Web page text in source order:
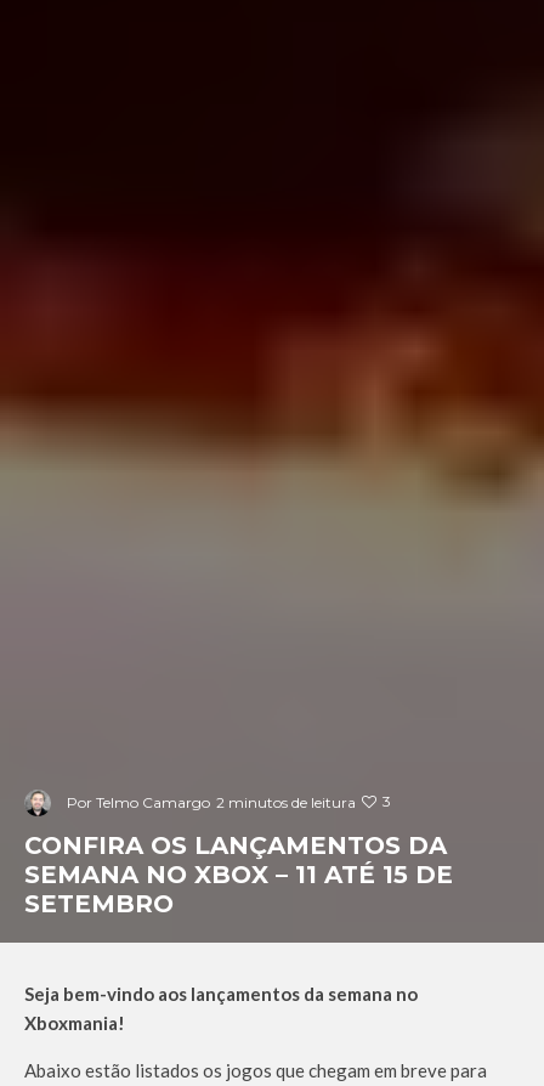
Por Telmo Camargo 2 minutos de leitura 3
CONFIRA OS LANÇAMENTOS DA
SEMANA NO XBOX – 11 ATÉ 15 DE
SETEMBRO
Seja bem-vindo aos lançamentos da semana no
Xboxmania!
Abaixo estão listados os jogos que chegam em breve para